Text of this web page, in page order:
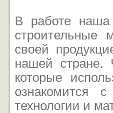
В работе наша
строительные
своей
нашей стране.
которые
ознакомится
технологии и